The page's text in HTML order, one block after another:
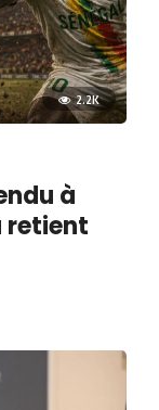
2.2K
à
retient